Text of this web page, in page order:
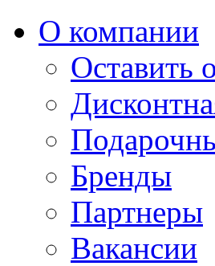
О компании
Оставить
Бренды
Партнеры
Вакансии